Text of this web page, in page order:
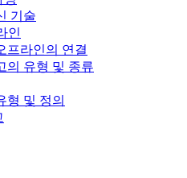
기술
인
프라인의 연결
의 유형 및 종류
형 및 정의